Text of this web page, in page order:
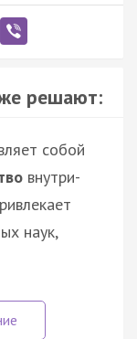
решают:
собой
внутри-
наук,